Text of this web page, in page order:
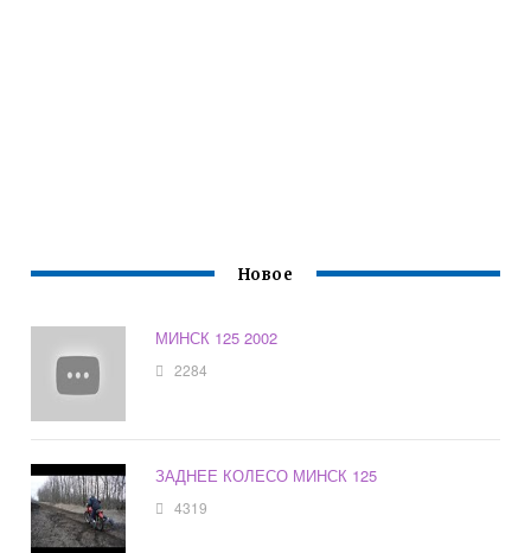
Новое
МИНСК 125 2002
2284
ЗАДНЕЕ КОЛЕСО МИНСК 125
4319